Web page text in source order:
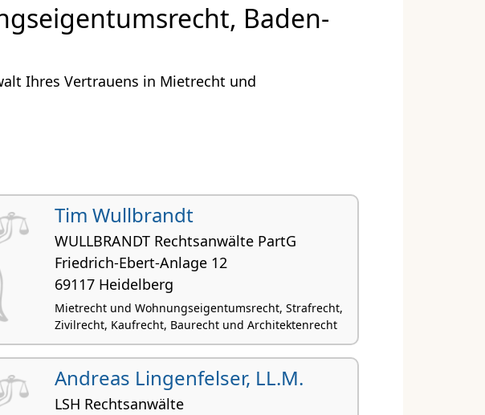
Baden-
Ihres Vertrauens in Mietrecht und
Tim Wullbrandt
WULLBRANDT Rechtsanwälte PartG
Friedrich-Ebert-Anlage 12
69117 Heidelberg
Mietrecht und Wohnungseigentumsrecht, Strafrecht,
Zivilrecht, Kaufrecht, Baurecht und Architektenrecht
Andreas Lingenfelser, LL.M.
LSH Rechtsanwälte